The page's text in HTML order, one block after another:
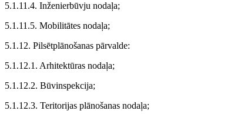
5.1.11.4. Inženierbūvju nodaļa;
5.1.11.5. Mobilitātes nodaļa;
5.1.12. Pilsētplānošanas pārvalde:
5.1.12.1. Arhitektūras nodaļa;
5.1.12.2. Būvinspekcija;
5.1.12.3. Teritorijas plānošanas nodaļa;